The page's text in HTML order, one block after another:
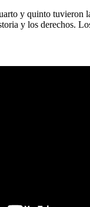
y quinto
y los derechos.